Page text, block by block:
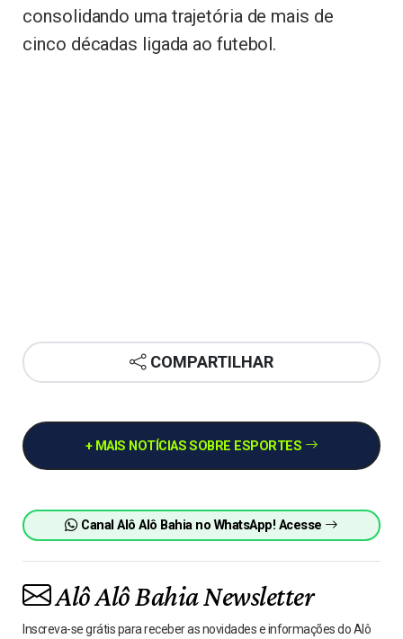
consolidando uma trajetória de mais de
cinco décadas ligada ao futebol.
COMPARTILHAR
+ MAIS NOTÍCIAS SOBRE ESPORTES
Canal Alô Alô Bahia no WhatsApp! Acesse
Alô Alô Bahia Newsletter
Inscreva-se grátis para receber as novidades e informações do Alô